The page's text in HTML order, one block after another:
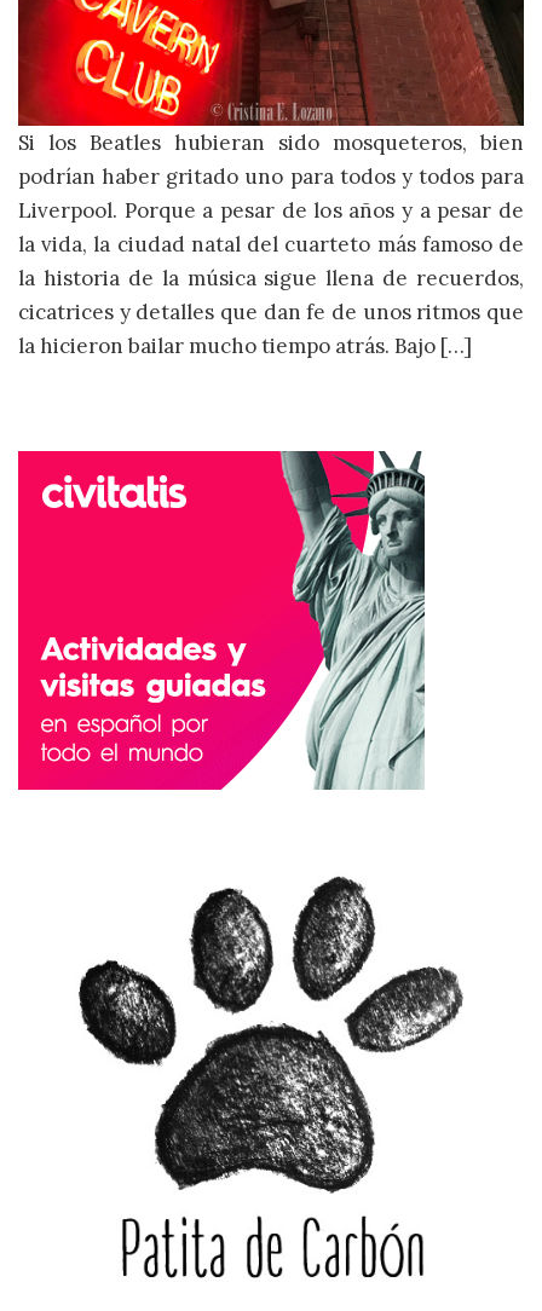
Si los Beatles hubieran sido mosqueteros, bien
podrían haber gritado uno para todos y todos para
Liverpool. Porque a pesar de los años y a pesar de
la vida, la ciudad natal del cuarteto más famoso de
la historia de la música sigue llena de recuerdos,
cicatrices y detalles que dan fe de unos ritmos que
la hicieron bailar mucho tiempo atrás. Bajo […]